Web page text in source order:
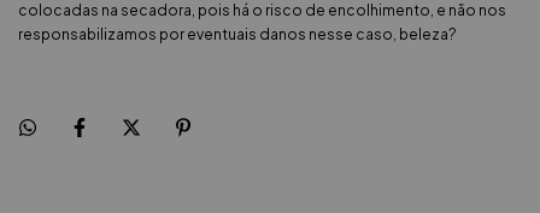
colocadas na secadora, pois há o risco de encolhimento, e não nos
responsabilizamos por eventuais danos nesse caso, beleza?